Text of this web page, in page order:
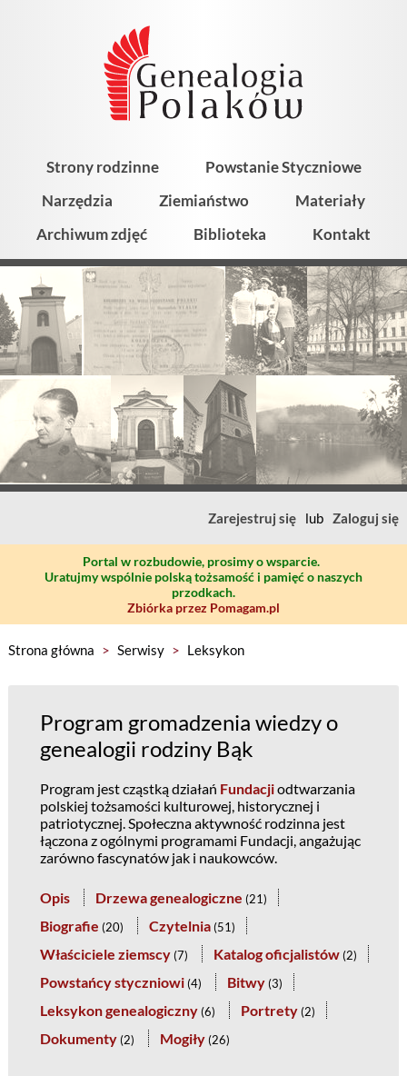
Strony rodzinne
Powstanie Styczniowe
Narzędzia
Ziemiaństwo
Materiały
Archiwum zdjęć
Biblioteka Kontakt
Zarejestruj się lub Zaloguj się
Portal w rozbudowie, prosimy o wsparcie.
Uratujmy wspólnie polską tożsamość i pamięć o naszych
przodkach.
Zbiórka przez Pomagam.pl
Strona główna > Serwisy > Leksykon
Program gromadzenia wiedzy o
genealogii rodziny Bąk
Program jest cząstką działań Fundacjiodtwarzania
polskiej tożsamości kulturowej, historycznej i
patriotycznej. Społeczna aktywność rodzinna jest
łączona z ogólnymi programami Fundacji, angażując
zarówno fascynatów jak i naukowców.
Opis Drzewa genealogiczne (21)
Biografie (20) Czytelnia (51)
Właściciele ziemscy (7) Katalog oficjalistów (2)
Powstańcy styczniowi (4) Bitwy (3)
Leksykon genealogiczny (6) Portrety (2)
Dokumenty (2) Mogiły (26)